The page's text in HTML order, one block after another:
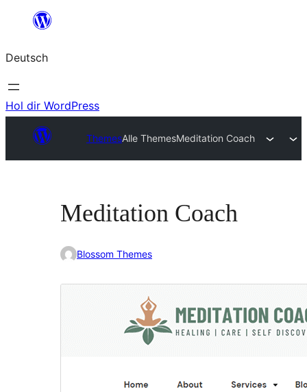
springen
Deutsch
Hol dir WordPress
ThemesAlle ThemesMeditation Coach
Meditation Coach
Blossom Themes